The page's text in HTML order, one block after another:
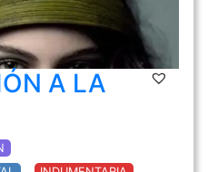
A LA